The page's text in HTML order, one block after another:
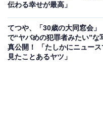
伝わる幸せが最高」
てつや、「30歳の大同窓会」
で“ヤバめの犯罪者みたい”な
真公開！ 「たしかにニュース
見たことあるヤツ」